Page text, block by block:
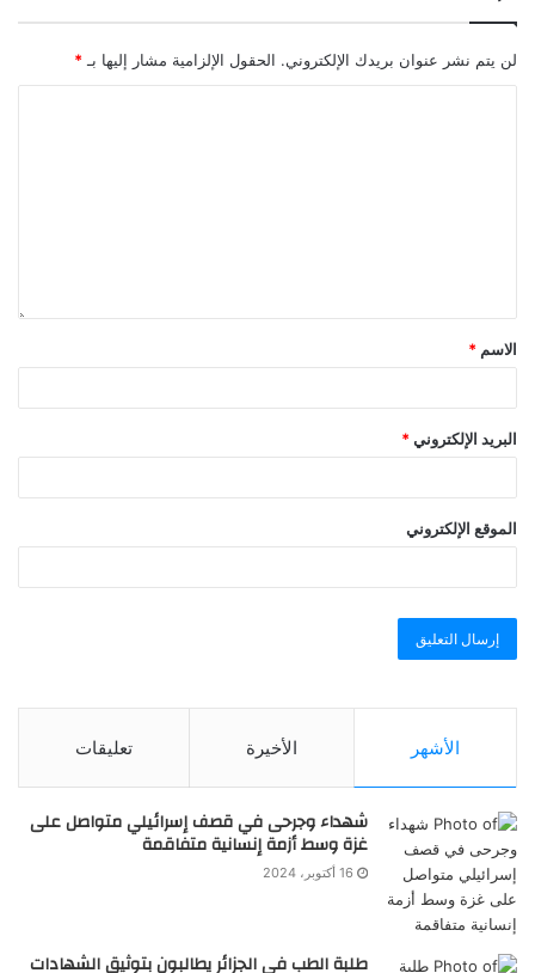
لن يتم نشر عنوان بريدك الإلكتروني. الحقول الإلزامية مشار إليها بـ *
الاسم *
البريد الإلكتروني *
الموقع الإلكتروني
الأشهر الأخيرة تعليقات
شهداء وجرحى في قصف إسرائيلي متواصل على
غزة وسط أزمة إنسانية متفاقمة
16 أكتوبر، 2024
طلبة الطب في الجزائر يطالبون بتوثيق الشهادات